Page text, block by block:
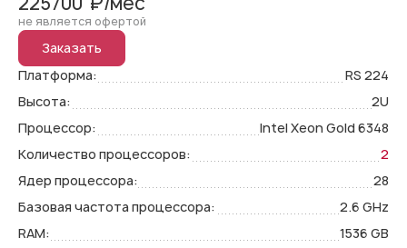
Платформа:
RS 224
Высота:
2U
Процессор:
Intel Xeon Gold 6348
Количество процессоров:
2
Ядер процессора:
28
Базовая частота процессора:
2.6 GHz
RAM:
1536 GB
не является офертой
Заказать